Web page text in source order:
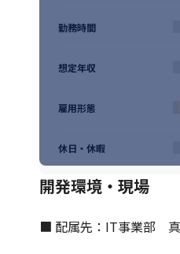
勤務時間
想定年収
雇用形態
休日・休暇
開発環境・現場
■ 配属先：IT事業部　